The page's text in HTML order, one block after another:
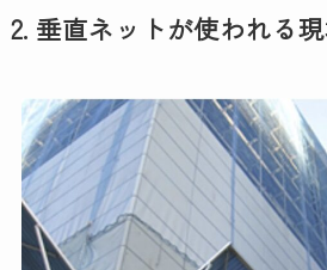
2. 垂直ネットが使われる